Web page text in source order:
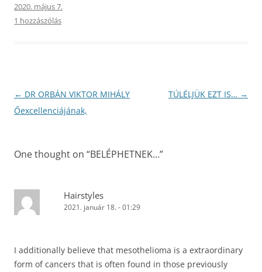
2020. május 7.
1 hozzászólás
Bejegyzés
navigáció
← DR ORBÁN VIKTOR MIHÁLY
Őexcellenciájának,
TÚLÉLJÜK EZT IS… →
One thought on “BELÉPHETNEK…”
Hairstyles
2021. január 18. - 01:29
I additionally believe that mesothelioma is a extraordinary
form of cancers that is often found in those previously